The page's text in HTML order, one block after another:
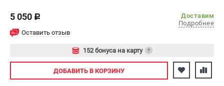
5 050 c
Доставим
Подробнее
Оставить отзыв
152 бонуса на карту ?
Авторизуйтесь
ДОБАВИТЬ В КОРЗИНУ